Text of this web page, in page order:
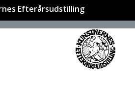
Efterårsudstilling